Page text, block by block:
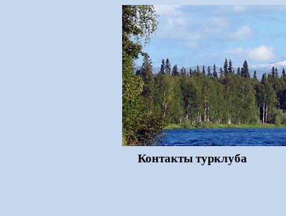
Контакты турклуба